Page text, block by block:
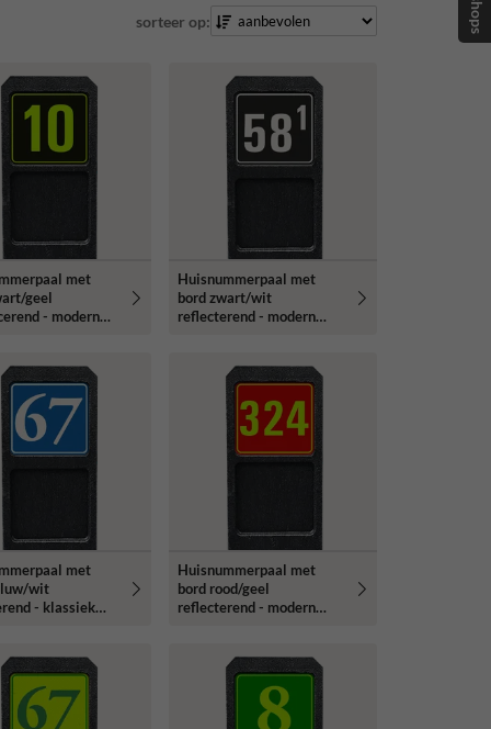
sorteer op:
met
geel
- modern
Huisnummerpaal met
bord zwart/wit
reflecterend - modern
met
wit
- klassiek
Huisnummerpaal met
bord rood/geel
reflecterend - modern